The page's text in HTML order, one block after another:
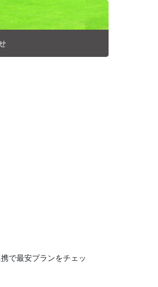
で最安プランをチェッ